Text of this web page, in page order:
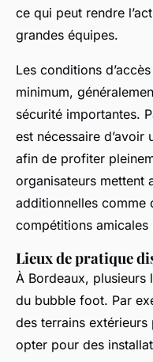
ce qui peut rendre
grandes équipes.
Les conditions
minimum,
sécurité importantes.
est nécessaire
afin de profiter
organisateurs mettent
additionnelles comme
compétitions
Lieux de pratique
À Bordeaux, plusieurs
du bubble foot. Par
des terrains
opter pour des